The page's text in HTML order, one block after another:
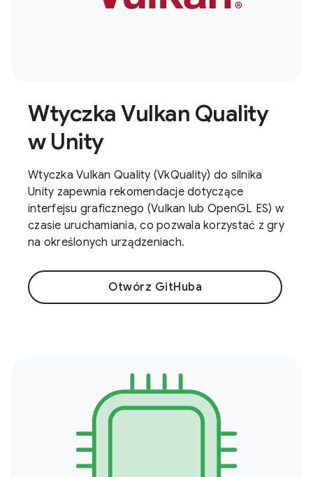
Wtyczka Vulkan Quality
w Unity
Wtyczka Vulkan Quality (VkQuality) do silnika
Unity zapewnia rekomendacje dotyczące
interfejsu graficznego (Vulkan lub OpenGL ES) w
czasie uruchamiania, co pozwala korzystać z gry
na określonych urządzeniach.
Otwórz GitHuba